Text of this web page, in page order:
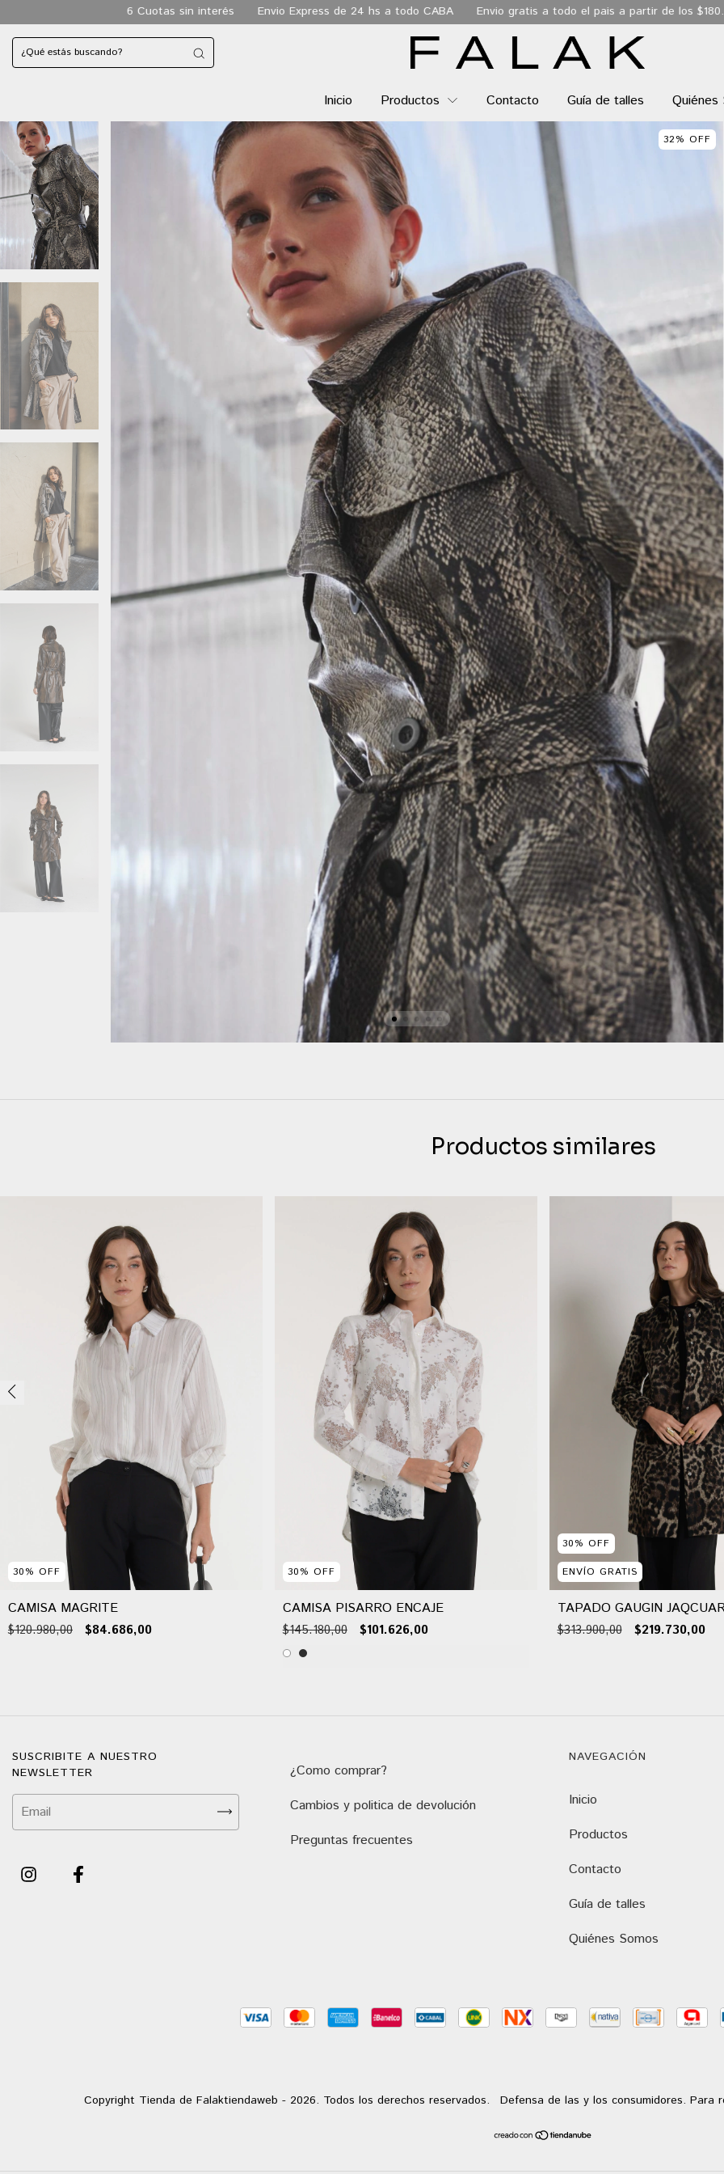
Envio Express de 24 hs a todo CABA Envio gratis a todo el pais a partir de los $180.000 6 Cuotas sin
Inicio Productos Contacto Guía de talles Quiénes
32% OFF
Productos similares
30% OFF
CAMISA MAGRITE
$120.980,00 $84.686,00
30% OFF
CAMISA PISARRO ENCAJE
$145.180,00 $101.626,00
30% OFF
ENVÍO GRATIS
TAPADO GAUGIN
$313.900,00 $219.730,00
SUSCRIBITE A NUESTRO
NEWSLETTER
¿Como comprar?
Cambios y politica de devolución
Preguntas frecuentes
NAVEGACIÓN
Inicio
Productos
Contacto
Guía de talles
Quiénes Somos
Copyright Tienda de Falaktiendaweb - 2026. Todos los derechos reservados. Defensa de las y los consumidores. Para